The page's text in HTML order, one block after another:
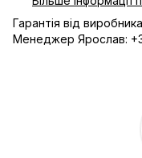
Гарантія від виробника
Менеджер Ярослав: